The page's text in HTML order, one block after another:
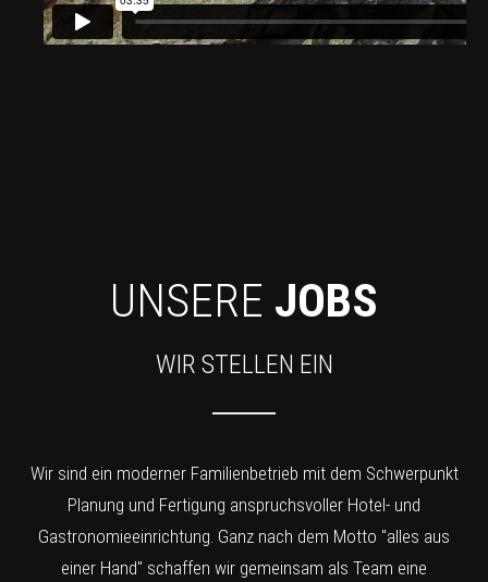
UNSERE JOBS
WIR STELLEN EIN
Wir sind ein moderner Familienbetrieb mit dem Schwerpunkt
Planung und Fertigung anspruchsvoller Hotel- und
Gastronomieeinrichtung. Ganz nach dem Motto "alles aus
einer Hand" schaffen wir gemeinsam als Team eine